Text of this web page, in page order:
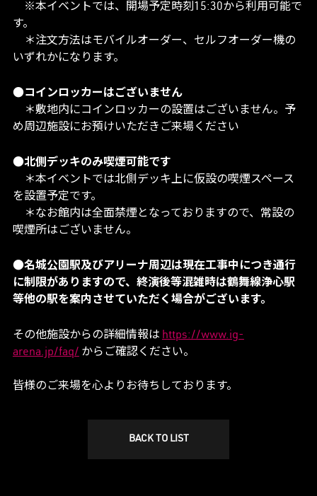
※本イベントでは、開場予定時刻15:30から利用可能で
す。
＊注文方法はモバイルオーダー、セルフオーダー機の
いずれかになります。
●コインロッカーはございません
＊敷地内にコインロッカーの設置はございません。予
め周辺施設にお預けいただきご来場ください
●北側デッキのみ喫煙可能です
＊本イベントでは北側デッキ上に仮設の喫煙スペース
を設置予定です。
＊なお館内は全面禁煙となっておりますので、常設の
喫煙所はございません。
●名城公園駅及びアリーナ周辺は現在工事中につき通行
に制限がありますので、終演後等混雑時は鶴舞線浄心駅
等他の駅を案内させていただく場合がございます。
その他施設からの詳細情報は https://www.ig-
arena.jp/faq/ からご確認ください。
皆様のご来場を心よりお待ちしております。
BACK TO LIST